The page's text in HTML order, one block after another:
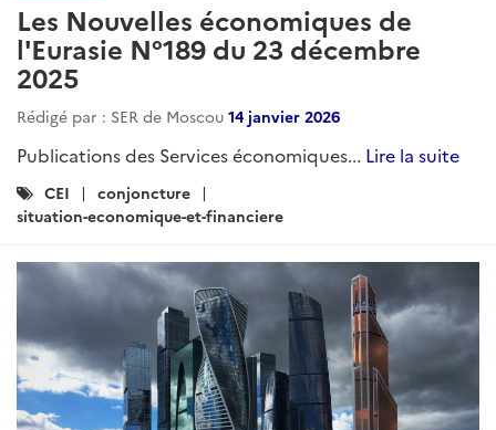
Les Nouvelles économiques de
l'Eurasie N°189 du 23 décembre
2025
Rédigé par : SER de Moscou 14 janvier 2026
Publications des Services économiques... Lire la suite
Catégories
:
CEI
conjoncture
situation-economique-et-financiere